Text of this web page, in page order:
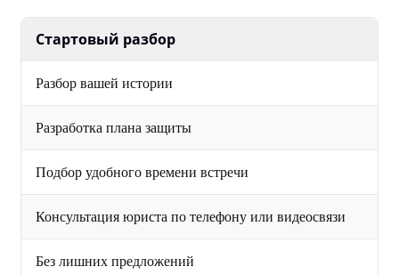
Стартовый разбор
Разбор вашей истории
Разработка плана защиты
Подбор удобного времени встречи
Консультация юриста по телефону или видеосвязи
Без лишних предложений